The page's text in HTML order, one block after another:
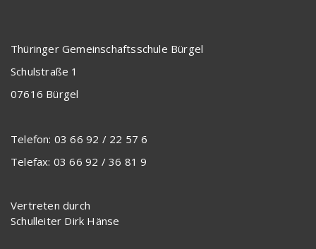
Thüringer Gemeinschaftsschule Bürgel
Schulstraße 1
07616 Bürgel
Telefon: 03 66 92 / 22 57 6
Telefax: 03 66 92 / 36 81 9
Vertreten durch
Schulleiter Dirk Hänse